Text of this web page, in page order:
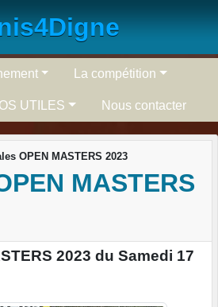
La compétition
UTILES Nous contacter
OPEN MASTERS 2023
MASTERS
2023 du Samedi 17